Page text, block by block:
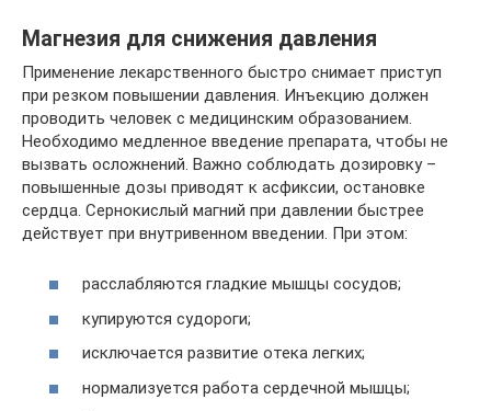
Магнезия для снижения давления
Применение лекарственного быстро снимает приступ
при резком повышении давления. Инъекцию должен
проводить человек с медицинским образованием.
Необходимо медленное введение препарата, чтобы не
вызвать осложнений. Важно соблюдать дозировку –
повышенные дозы приводят к асфиксии, остановке
сердца. Сернокислый магний при давлении быстрее
действует при внутривенном введении. При этом:
расслабляются гладкие мышцы сосудов;
купируются судороги;
исключается развитие отека легких;
нормализуется работа сердечной мышцы;